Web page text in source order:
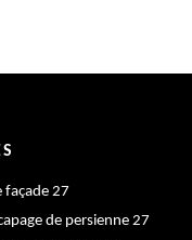
façade 27
de persienne 27